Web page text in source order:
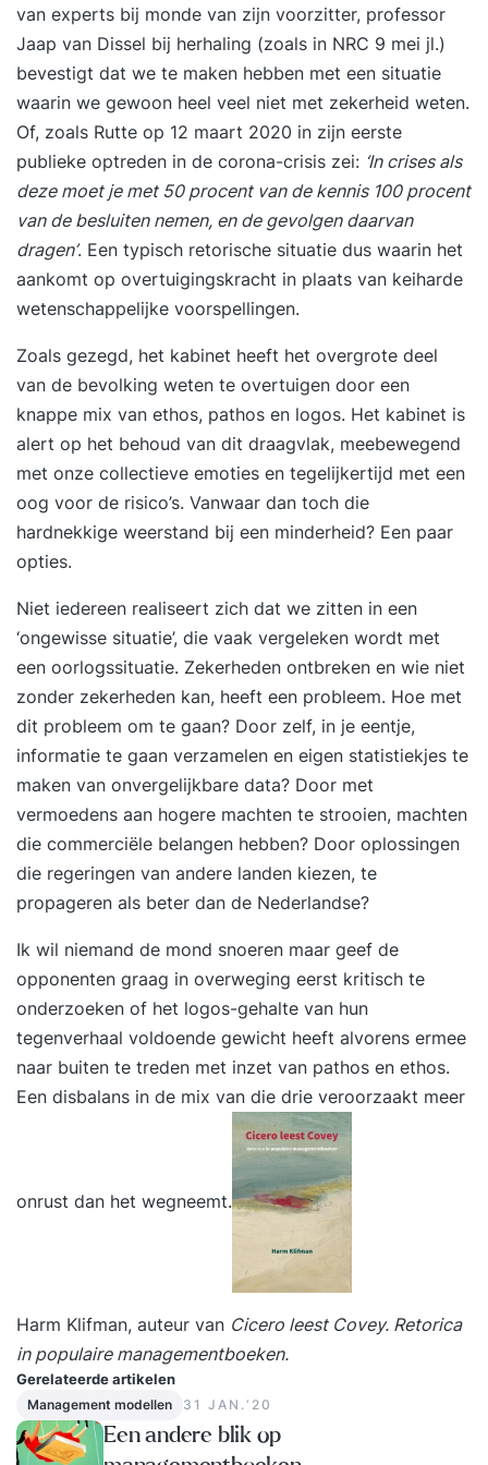
dat mensen écht luisteren. Presenteren wordt
leuk (ja, echt)! Presentatietraining met veel
persoonlijke aandacht Deze training is praktisch,
interactief en direct toepasbaar. Je werkt aan je
eigen casus en krijgt veel persoonlijke feedback.
De groep is klein (max. 6 deelnemers), zodat je
volop kunt oefenen. Geen droge theorie, maar
échte verhalen die je presentaties
transformeren.Aan het eind van de dag ga je naar
huis met een krachtige presentatie die je meteen
kunt gebruiken. Klaar om impact te maken met je
tijdens de cursus presenteren je aandacht vast te
houden. Zijn verhalen roepen veel herkenning op.
De tips zijn duidelijk. Hier kan ik wel wat mee.
Mijn hoofd tolt alweer van de ideeën. Absolute
aanrader!" -- Nicole Gout, Nationale-
Nederlanden Inhoud van de training Je zie
voorbeelden, past gemakkelijk de storytelling- en
presentatietheorie toe in kleine opdrachten en
werkt daarbij aan een eigen casus. Aan bod komt
ondermeer: Wat is storytelling en waarom werkt
het zo goed? Overtuigend presenteren: begin bij
het begin Op zoek naar een goed verhaal om je
boodschap over te brengen Hoe maak je het
Betoverend, Overtuigend en Onvergetelijk? Het
verhaal slim integreren je presentatie Boeiend
vertellen Heel veel experimenteren en oefenen!
Je krijgt feedback van de groep en van mij: hoe
ervaren we het, welke boodschap horen we, wat
is goed, wat kan beter? We kijken naar je
verhaal stappen, interactie met je publiek, etc.
Maar bovenal hoe ben je ECHT en overtuigend. Ik
help je uit die stijve 'presentatiemodus' te
stappen, zodat je authentiek presenteert. Deze
gerichte persoonlijke feedback verandert je
ingesleten presentatiestijl: je zult merken dat
mensen ineens écht naar je luisteren!
Experimenteren, proberen, oefenen De hele
training is een mengelmoes van theorie,
voorbeelden zien en horen, je verhaal bijschaven,
zelf uitproberen en veel oefenen. Je werkt aan
een eigen presentatie die je ooit gaf, of
soms de vraag om iets nog eens opnieuw te
doen, maar dan anders. Bij jezelf en de andere
deelnemers gaan dan de ogen open en denk je:
'verdraaid, het werkt écht!' Wie is je trainer? Je
krijgt van mij eerlijke feedback—ook als die
van experts bij monde van zijn voorzitter, professor
Jaap van Dissel bij herhaling (zoals in NRC 9 mei jl.)
bevestigt dat we te maken hebben met een situatie
waarin we gewoon heel veel niet met zekerheid weten.
Of, zoals Rutte op 12 maart 2020 in zijn eerste
publieke optreden in de corona-crisis zei: ‘In crises als
deze moet je met 50 procent van de kennis 100 procent
van de besluiten nemen, en de gevolgen daarvan
dragen’. Een typisch retorische situatie dus waarin het
aankomt op overtuigingskracht in plaats van keiharde
wetenschappelijke voorspellingen.
Zoals gezegd, het kabinet heeft het overgrote deel
van de bevolking weten te overtuigen door een
knappe mix van ethos, pathos en logos. Het kabinet is
alert op het behoud van dit draagvlak, meebewegend
met onze collectieve emoties en tegelijkertijd met een
oog voor de risico’s. Vanwaar dan toch die
hardnekkige weerstand bij een minderheid? Een paar
opties.
Niet iedereen realiseert zich dat we zitten in een
‘ongewisse situatie’, die vaak vergeleken wordt met
een oorlogssituatie. Zekerheden ontbreken en wie niet
zonder zekerheden kan, heeft een probleem. Hoe met
dit probleem om te gaan? Door zelf, in je eentje,
informatie te gaan verzamelen en eigen statistiekjes te
maken van onvergelijkbare data? Door met
vermoedens aan hogere machten te strooien, machten
die commerciële belangen hebben? Door oplossingen
die regeringen van andere landen kiezen, te
propageren als beter dan de Nederlandse?
Ik wil niemand de mond snoeren maar geef de
opponenten graag in overweging eerst kritisch te
onderzoeken of het logos-gehalte van hun
tegenverhaal voldoende gewicht heeft alvorens ermee
naar buiten te treden met inzet van pathos en ethos.
Een disbalans in de mix van die drie veroorzaakt meer
onrust dan het wegneemt.
Harm Klifman, auteur van Cicero leest Covey. Retorica
in populaire managementboeken.
Gerelateerde artikelen
Management modellen 31 JAN.‘20
Een andere blik op